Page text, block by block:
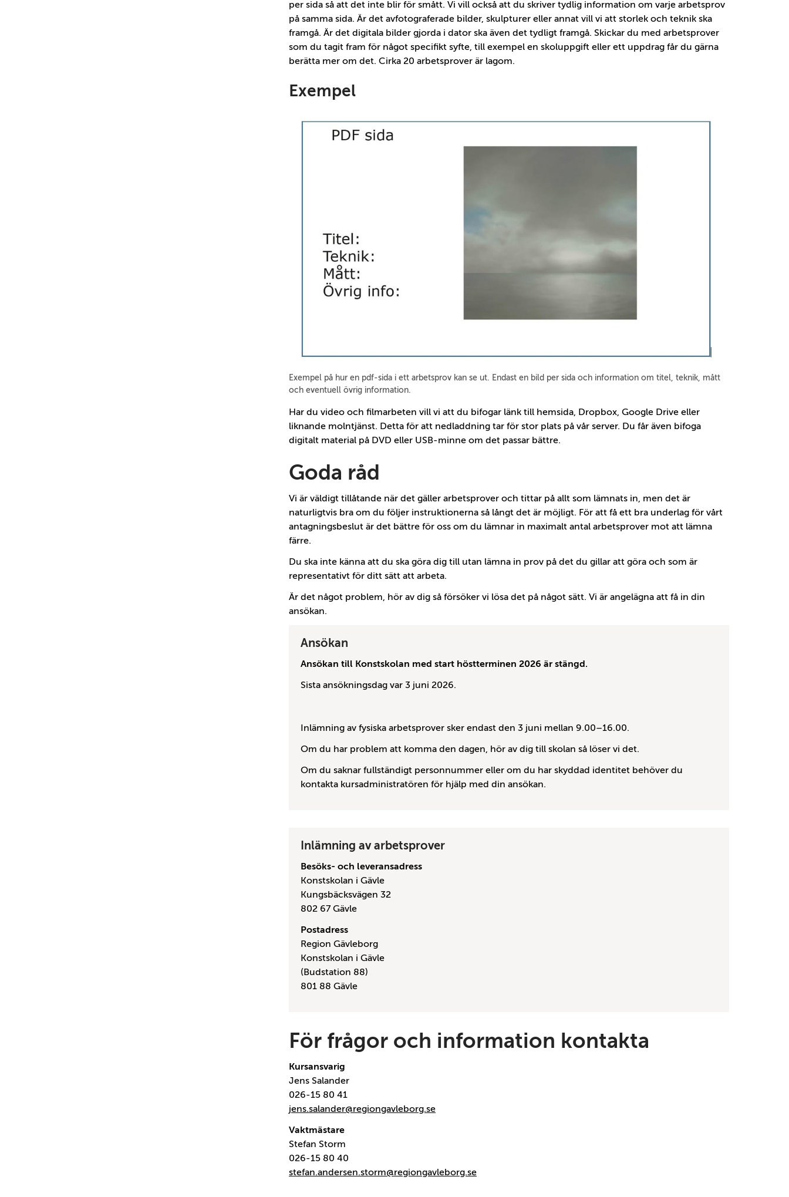
per sida så att det inte blir för smått. Vi vill också att du skriver tydlig information om varje arbetsprov
på samma sida. Är det avfotograferade bilder, skulpturer eller annat vill vi att storlek och teknik ska
framgå. Är det digitala bilder gjorda i dator ska även det tydligt framgå. Skickar du med arbetsprover
som du tagit fram för något specifikt syfte, till exempel en skoluppgift eller ett uppdrag får du gärna
berätta mer om det. Cirka 20 arbetsprover är lagom.
Exempel
Exempel på hur en pdf-sida i ett arbetsprov kan se ut. Endast en bild per sida och information om titel, teknik, mått
och eventuell övrig information.
Har du video och filmarbeten vill vi att du bifogar länk till hemsida, Dropbox, Google Drive eller
liknande molntjänst. Detta för att nedladdning tar för stor plats på vår server. Du får även bifoga
digitalt material på DVD eller USB-minne om det passar bättre.
Goda råd
Vi är väldigt tillåtande när det gäller arbetsprover och tittar på allt som lämnats in, men det är
naturligtvis bra om du följer instruktionerna så långt det är möjligt. För att få ett bra underlag för vårt
antagningsbeslut är det bättre för oss om du lämnar in maximalt antal arbetsprover mot att lämna
färre.
Du ska inte känna att du ska göra dig till utan lämna in prov på det du gillar att göra och som är
representativt för ditt sätt att arbeta.
Är det något problem, hör av dig så försöker vi lösa det på något sätt. Vi är angelägna att få in din
ansökan.
Ansökan
Ansökan till Konstskolan med start höstterminen 2026 är stängd.
Sista ansökningsdag var 3 juni 2026.
Inlämning av fysiska arbetsprover sker endast den 3 juni mellan 9.00–16.00.
Om du har problem att komma den dagen, hör av dig till skolan så löser vi det.
Om du saknar fullständigt personnummer eller om du har skyddad identitet behöver du
kontakta kursadministratören för hjälp med din ansökan.
Inlämning av arbetsprover
Besöks- och leveransadress
Konstskolan i Gävle
Kungsbäcksvägen 32
802 67 Gävle
Postadress
Region Gävleborg
Konstskolan i Gävle
(Budstation 88)
801 88 Gävle
För frågor och information kontakta
Kursansvarig
Jens Salander
026-15 80 41
jens.salander@regiongavleborg.se
Vaktmästare
Stefan Storm
026-15 80 40
stefan.andersen.storm@regiongavleborg.se